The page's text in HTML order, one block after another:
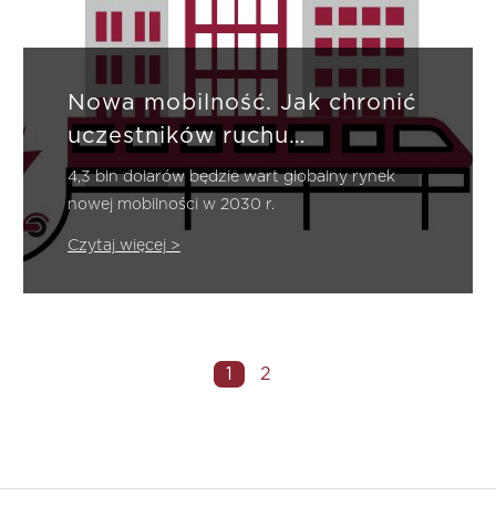
Nowa mobilność. Jak chronić
uczestników ruchu
drogowego?
4,3 bln dolarów będzie wart globalny rynek
nowej mobilności w 2030 r.
Czytaj więcej >
1 2